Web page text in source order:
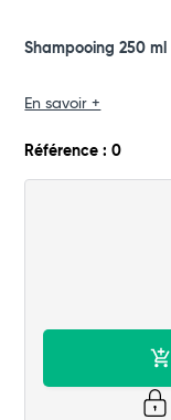
Total
Shampooing 250 ml
En savoir +
Référence : 0